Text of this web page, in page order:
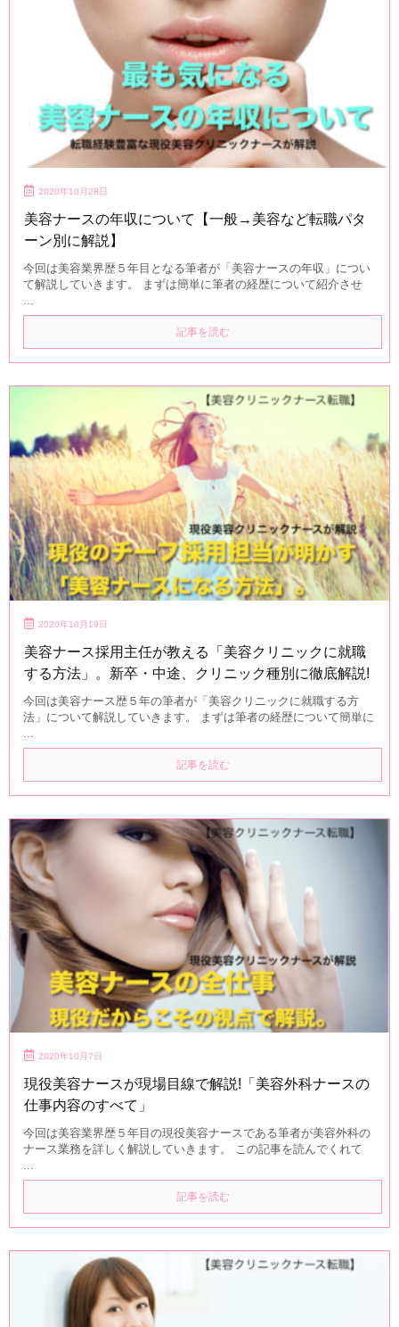
2020年10月28日
美容ナースの年収について【一般→美容など転職パタ
ーン別に解説】
今回は美容業界歴５年目となる筆者が「美容ナースの年収」につい
て解説していきます。 まずは簡単に筆者の経歴について紹介させ
記事を読む
2020年10月19日
美容ナース採用主任が教える「美容クリニックに就職
する方法」。新卒・中途、クリニック種別に徹底解説!
今回は美容ナース歴５年の筆者が「美容クリニックに就職する方
法」について解説していきます。 まずは筆者の経歴について簡単に
記事を読む
2020年10月7日
現役美容ナースが現場目線で解説!「美容外科ナースの
仕事内容のすべて」
今回は美容業界歴５年目の現役美容ナースである筆者が美容外科の
ナース業務を詳しく解説していきます。 この記事を読んでくれて
...
記事を読む